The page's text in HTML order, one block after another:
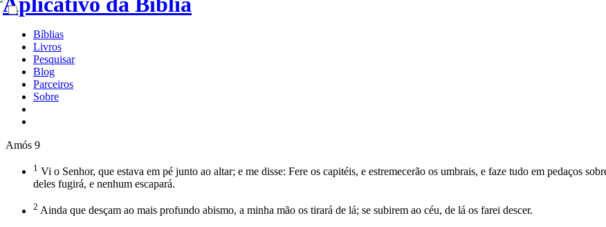
Bíblias
Livros
Pesquisar
Blog
Parceiros
Sobre
Amós 9
1 Vi o Senhor, que estava em pé junto ao altar; e me disse: Fere os capitéis, e estremecerão os umbrais, e faze tudo em pedaços
deles fugirá, e nenhum escapará.
2 Ainda que desçam ao mais profundo abismo, a minha mão os tirará de lá; se subirem ao céu, de lá os farei descer.